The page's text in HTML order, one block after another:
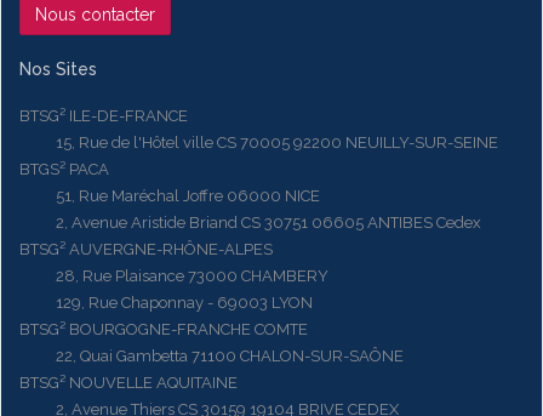
Nous contacter
Nos Sites
BTSG² ILE-DE-FRANCE
15, Rue de l'Hôtel ville CS 70005 92200 NEUILLY-SUR-SEINE
BTGS² PACA
51, Rue Maréchal Joffre 06000 NICE
2, Avenue Aristide Briand CS 30751 06605 ANTIBES Cedex
BTSG² AUVERGNE-RHÔNE-ALPES
28, Rue Plaisance 73000 CHAMBERY
129, Rue Chaponnay - 69003 LYON
BTSG² BOURGOGNE-FRANCHE COMTE
22, Quai Gambetta 71100 CHALON-SUR-SAÔNE
BTSG² NOUVELLE AQUITAINE
2, Avenue Thiers CS 30159 19104 BRIVE CEDEX